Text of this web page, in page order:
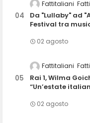
Fattitaliani
Da "Lullaby" ad
Festival tra
02 agosto
Fattitaliani
Rai 1, Wilma
“Un’estate
02 agosto